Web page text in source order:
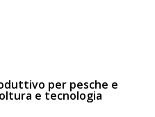
per pesche e
e tecnologia